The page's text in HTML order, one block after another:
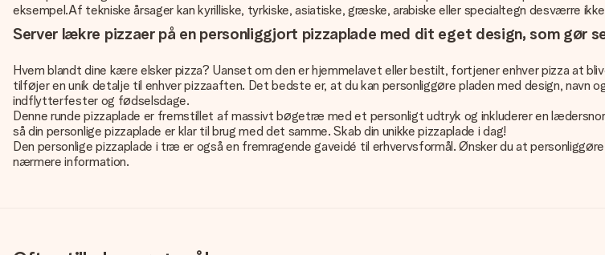
eksempel.Af tekniske årsager kan kyrilliske, tyrkiske, asiatiske, græske, arabiske eller specialtegn desværre
Server lækre pizzaer på en personliggjort pizzaplade med dit eget design, som gør
Hvem blandt dine kære elsker pizza? Uanset om den er hjemmelavet eller bestilt, fortjener enhver pizza at
tilføjer en unik detalje til enhver pizzaaften. Det bedste er, at du kan personliggøre pladen med design,
indflytterfester og fødselsdage.
Denne runde pizzaplade er fremstillet af massivt bøgetræ med et personligt udtryk og inkluderer en
så din personlige pizzaplade er klar til brug med det samme. Skab din unikke pizzaplade i dag!
Den personlige pizzaplade i træ er også en fremragende gaveidé til erhvervsformål. Ønsker du at
nærmere information.